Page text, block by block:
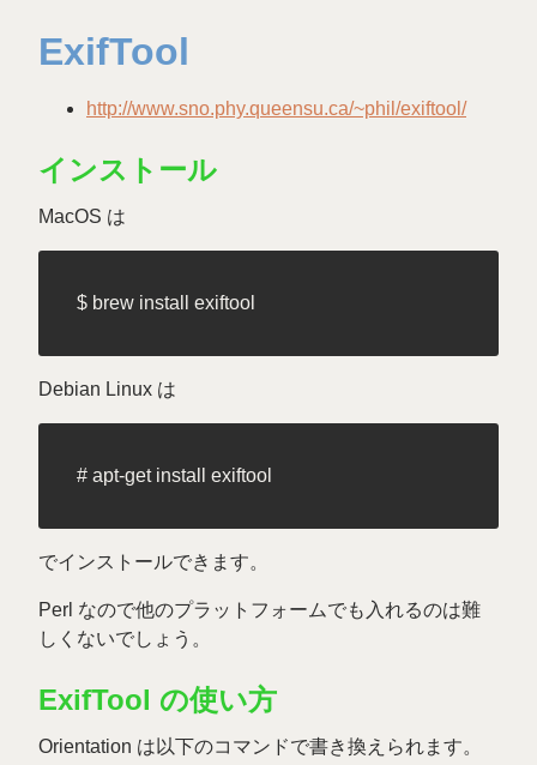
ExifTool
http://www.sno.phy.queensu.ca/~phil/exiftool/
インストール
MacOS は
Debian Linux は
でインストールできます。
Perl なので他のプラットフォームでも入れるのは難
しくないでしょう。
ExifTool の使い方
Orientation は以下のコマンドで書き換えられます。